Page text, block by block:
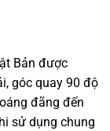
Bản được
góc quay 90 độ
đãng đến
sử dụng chung